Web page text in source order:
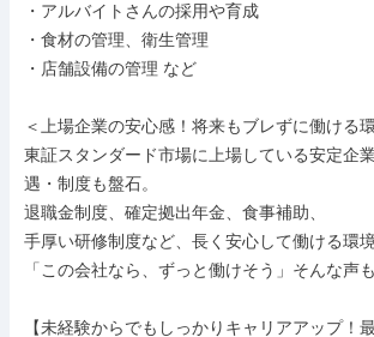
・アルバイトさんの採用や育成
・食材の管理、衛生管理
・店舗設備の管理 など
＜上場企業の安心感！将来もブレずに働ける
東証スタンダード市場に上場している安定企
遇・制度も盤石。
退職金制度、確定拠出年金、食事補助、
手厚い研修制度など、長く安心して働ける環
「この会社なら、ずっと働けそう」そんな声
【未経験からでもしっかりキャリアアップ！